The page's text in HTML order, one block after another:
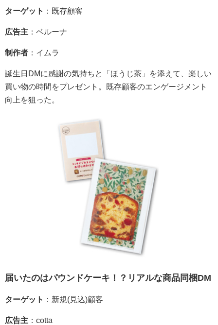
ターゲット ：既存顧客
広告主 ：ベルーナ
制作者 ：イムラ
誕生日DMに感謝の気持ちと「ほうじ茶」を添えて、楽しい
買い物の時間をプレゼント。既存顧客のエンゲージメント
向上を狙った。
届いたのはパウンドケーキ！？リアルな商品同梱DM
ターゲット ：新規(見込)顧客
広告主 ：cotta